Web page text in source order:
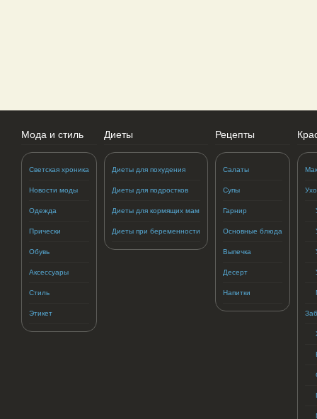
Мода и стиль
Светская хроника
Новости моды
Одежда
Прически
Обувь
Аксессуары
Стиль
Этикет
Диеты
Диеты для похудения
Диеты для подростков
Диеты для кормящих мам
Диеты при беременности
Рецепты
Салаты
Супы
Гарнир
Основные блюда
Выпечка
Десерт
Напитки